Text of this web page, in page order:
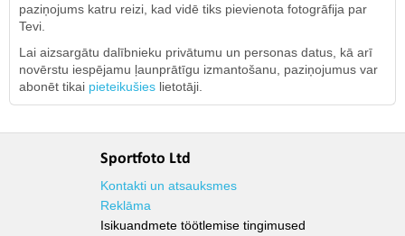
paziņojums katru reizi, kad vidē tiks pievienota fotogrāfija par
Tevi.
Lai aizsargātu dalībnieku privātumu un personas datus, kā arī
novērstu iespējamu ļaunprātīgu izmantošanu, paziņojumus var
abonēt tikai pieteikušies lietotāji.
Sportfoto Ltd
Kontakti un atsauksmes
Reklāma
Isikuandmete töötlemise tingimused